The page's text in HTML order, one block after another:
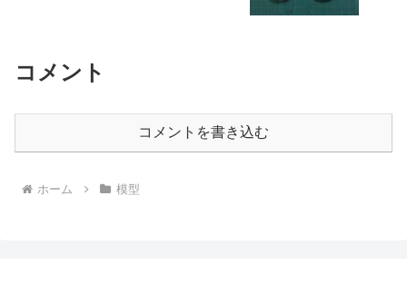
コメント
コメントを書き込む
ホーム 模型